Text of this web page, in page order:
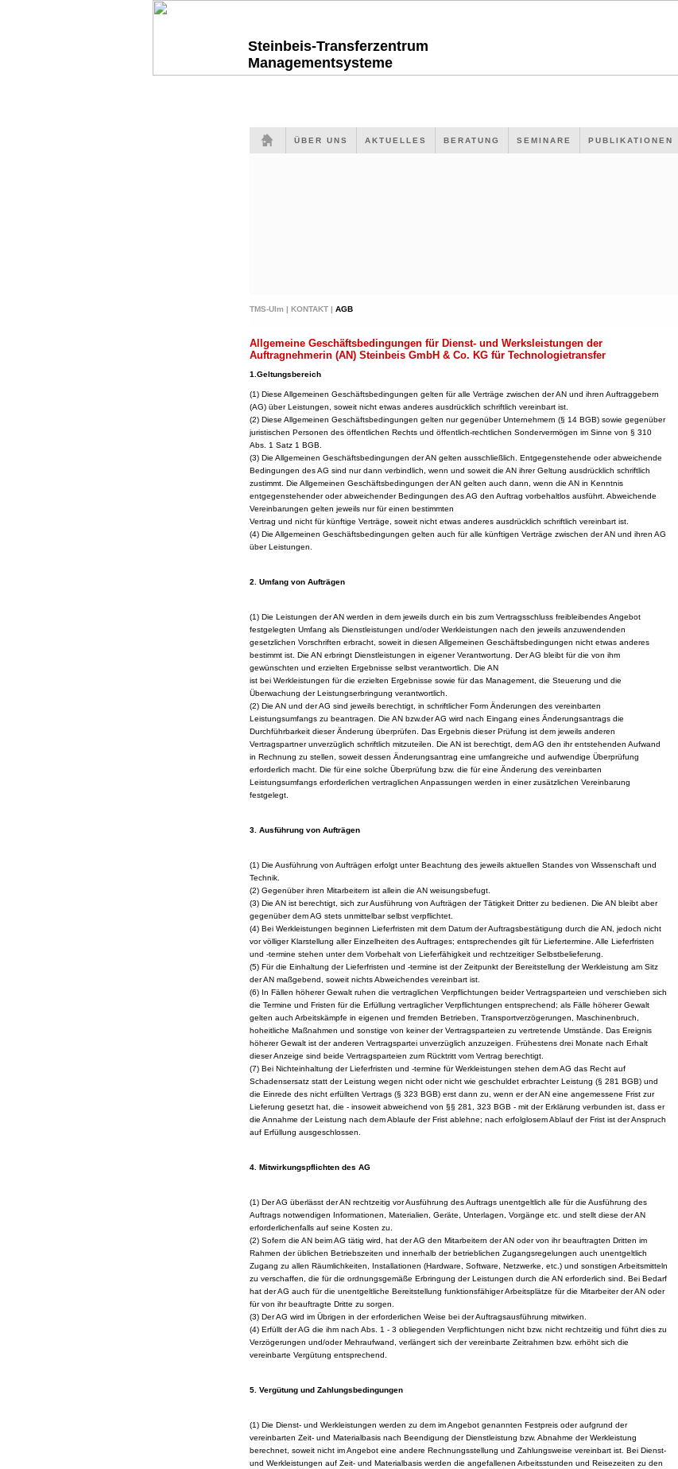
Steinbeis-Transferzentrum
Managementsysteme
ÜBER UNS AKTUELLES BERATUNG SEMINARE PUBLIKATIONEN
TMS-Ulm | KONTAKT | AGB
Allgemeine Geschäftsbedingungen für Dienst- und Werksleistungen der
Auftragnehmerin (AN) Steinbeis GmbH & Co. KG für Technologietransfer
1.Geltungsbereich
(1) Diese Allgemeinen Geschäftsbedingungen gelten für alle Verträge zwischen der AN und ihren Auftraggebern
(AG) über Leistungen, soweit nicht etwas anderes ausdrücklich schriftlich vereinbart ist.
(2) Diese Allgemeinen Geschäftsbedingungen gelten nur gegenüber Unternehmern (§ 14 BGB) sowie gegenüber
juristischen Personen des öffentlichen Rechts und öffentlich-rechtlichen Sondervermögen im Sinne von § 310
Abs. 1 Satz 1 BGB.
(3) Die Allgemeinen Geschäftsbedingungen der AN gelten ausschließlich. Entgegenstehende oder abweichende
Bedingungen des AG sind nur dann verbindlich, wenn und soweit die AN ihrer Geltung ausdrücklich schriftlich
zustimmt. Die Allgemeinen Geschäftsbedingungen der AN gelten auch dann, wenn die AN in Kenntnis
entgegenstehender oder abweichender Bedingungen des AG den Auftrag vorbehaltlos ausführt. Abweichende
Vereinbarungen gelten jeweils nur für einen bestimmten
Vertrag und nicht für künftige Verträge, soweit nicht etwas anderes ausdrücklich schriftlich vereinbart ist.
(4) Die Allgemeinen Geschäftsbedingungen gelten auch für alle künftigen Verträge zwischen der AN und ihren AG
über Leistungen.
2. Umfang von Aufträgen
(1) Die Leistungen der AN werden in dem jeweils durch ein bis zum Vertragsschluss freibleibendes Angebot
festgelegten Umfang als Dienstleistungen und/oder Werkleistungen nach den jeweils anzuwendenden
gesetzlichen Vorschriften erbracht, soweit in diesen Allgemeinen Geschäftsbedingungen nicht etwas anderes
bestimmt ist. Die AN erbringt Dienstleistungen in eigener Verantwortung. Der AG bleibt für die von ihm
gewünschten und erzielten Ergebnisse selbst verantwortlich. Die AN
ist bei Werkleistungen für die erzielten Ergebnisse sowie für das Management, die Steuerung und die
Überwachung der Leistungserbringung verantwortlich.
(2) Die AN und der AG sind jeweils berechtigt, in schriftlicher Form Änderungen des vereinbarten
Leistungsumfangs zu beantragen. Die AN bzw.der AG wird nach Eingang eines Änderungsantrags die
Durchführbarkeit dieser Änderung überprüfen. Das Ergebnis dieser Prüfung ist dem jeweils anderen
Vertragspartner unverzüglich schriftlich mitzuteilen. Die AN ist berechtigt, dem AG den ihr entstehenden Aufwand
in Rechnung zu stellen, soweit dessen Änderungsantrag eine umfangreiche und aufwendige Überprüfung
erforderlich macht. Die für eine solche Überprüfung bzw. die für eine Änderung des vereinbarten
Leistungsumfangs erforderlichen vertraglichen Anpassungen werden in einer zusätzlichen Vereinbarung
festgelegt.
3. Ausführung von Aufträgen
(1) Die Ausführung von Aufträgen erfolgt unter Beachtung des jeweils aktuellen Standes von Wissenschaft und
Technik.
(2) Gegenüber ihren Mitarbeitern ist allein die AN weisungsbefugt.
(3) Die AN ist berechtigt, sich zur Ausführung von Aufträgen der Tätigkeit Dritter zu bedienen. Die AN bleibt aber
gegenüber dem AG stets unmittelbar selbst verpflichtet.
(4) Bei Werkleistungen beginnen Lieferfristen mit dem Datum der Auftragsbestätigung durch die AN, jedoch nicht
vor völliger Klarstellung aller Einzelheiten des Auftrages; entsprechendes gilt für Liefertermine. Alle Lieferfristen
und -termine stehen unter dem Vorbehalt von Lieferfähigkeit und rechtzeitiger Selbstbelieferung.
(5) Für die Einhaltung der Lieferfristen und -termine ist der Zeitpunkt der Bereitstellung der Werkleistung am Sitz
der AN maßgebend, soweit nichts Abweichendes vereinbart ist.
(6) In Fällen höherer Gewalt ruhen die vertraglichen Verpflichtungen beider Vertragsparteien und verschieben sich
die Termine und Fristen für die Erfüllung vertraglicher Verpflichtungen entsprechend; als Fälle höherer Gewalt
gelten auch Arbeitskämpfe in eigenen und fremden Betrieben, Transportverzögerungen, Maschinenbruch,
hoheitliche Maßnahmen und sonstige von keiner der Vertragsparteien zu vertretende Umstände. Das Ereignis
höherer Gewalt ist der anderen Vertragspartei unverzüglich anzuzeigen. Frühestens drei Monate nach Erhalt
dieser Anzeige sind beide Vertragsparteien zum Rücktritt vom Vertrag berechtigt.
(7) Bei Nichteinhaltung der Lieferfristen und -termine für Werkleistungen stehen dem AG das Recht auf
Schadensersatz statt der Leistung wegen nicht oder nicht wie geschuldet erbrachter Leistung (§ 281 BGB) und
die Einrede des nicht erfüllten Vertrags (§ 323 BGB) erst dann zu, wenn er der AN eine angemessene Frist zur
Lieferung gesetzt hat, die - insoweit abweichend von §§ 281, 323 BGB - mit der Erklärung verbunden ist, dass er
die Annahme der Leistung nach dem Ablaufe der Frist ablehne; nach erfolglosem Ablauf der Frist ist der Anspruch
auf Erfüllung ausgeschlossen.
4. Mitwirkungspflichten des AG
(1) Der AG überlässt der AN rechtzeitig vor Ausführung des Auftrags unentgeltlich alle für die Ausführung des
Auftrags notwendigen Informationen, Materialien, Geräte, Unterlagen, Vorgänge etc. und stellt diese der AN
erforderlichenfalls auf seine Kosten zu.
(2) Sofern die AN beim AG tätig wird, hat der AG den Mitarbeitern der AN oder von ihr beauftragten Dritten im
Rahmen der üblichen Betriebszeiten und innerhalb der betrieblichen Zugangsregelungen auch unentgeltlich
Zugang zu allen Räumlichkeiten, Installationen (Hardware, Software, Netzwerke, etc.) und sonstigen Arbeitsmitteln
zu verschaffen, die für die ordnungsgemäße Erbringung der Leistungen durch die AN erforderlich sind. Bei Bedarf
hat der AG auch für die unentgeltliche Bereitstellung funktionsfähiger Arbeitsplätze für die Mitarbeiter der AN oder
für von ihr beauftragte Dritte zu sorgen.
(3) Der AG wird im Übrigen in der erforderlichen Weise bei der Auftragsausführung mitwirken.
(4) Erfüllt der AG die ihm nach Abs. 1 - 3 obliegenden Verpflichtungen nicht bzw. nicht rechtzeitig und führt dies zu
Verzögerungen und/oder Mehraufwand, verlängert sich der vereinbarte Zeitrahmen bzw. erhöht sich die
vereinbarte Vergütung entsprechend.
5. Vergütung und Zahlungsbedingungen
(1) Die Dienst- und Werkleistungen werden zu dem im Angebot genannten Festpreis oder aufgrund der
vereinbarten Zeit- und Materialbasis nach Beendigung der Dienstleistung bzw. Abnahme der Werkleistung
berechnet, soweit nicht im Angebot eine andere Rechnungsstellung und Zahlungsweise vereinbart ist. Bei Dienst-
und Werkleistungen auf Zeit- und Materialbasis werden die angefallenen Arbeitsstunden und Reisezeiten zu den